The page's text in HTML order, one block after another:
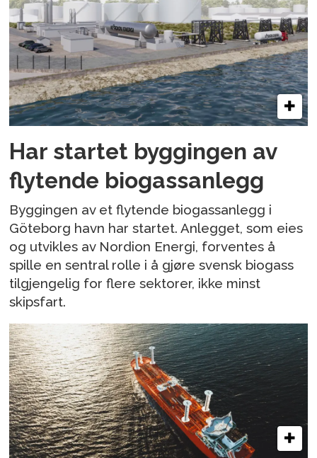
Har startet byggingen av
flytende biogassanlegg
Byggingen av et flytende biogassanlegg i
Göteborg havn har startet. Anlegget, som eies
og utvikles av Nordion Energi, forventes å
spille en sentral rolle i å gjøre svensk biogass
tilgjengelig for flere sektorer, ikke minst
skipsfart.